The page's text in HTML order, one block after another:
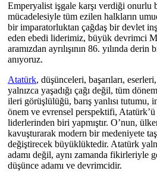
Emperyalist işgale karşı verdiği onurlu
mücadelesiyle tüm ezilen halkların
bir imparatorluktan çağdaş bir devlet
eden ebedi liderimiz, büyük devrimci
aramızdan ayrılışının 86. yılında
anıyoruz.
Atatürk, düşünceleri, başarıları,
yalnızca yaşadığı çağı değil, tüm
ileri görüşlülüğü, barış yanlısı tutumu,
önem ve evrensel perspektifi, Atatürk’ü
liderlerinden biri yapmıştır. O’nun,
kavuşturarak modern bir medeniyete
değiştirecek büyüklüktedir. Atatürk
adamı değil, aynı zamanda fikirleriyle
düşünce adamı ve devrimcidir.